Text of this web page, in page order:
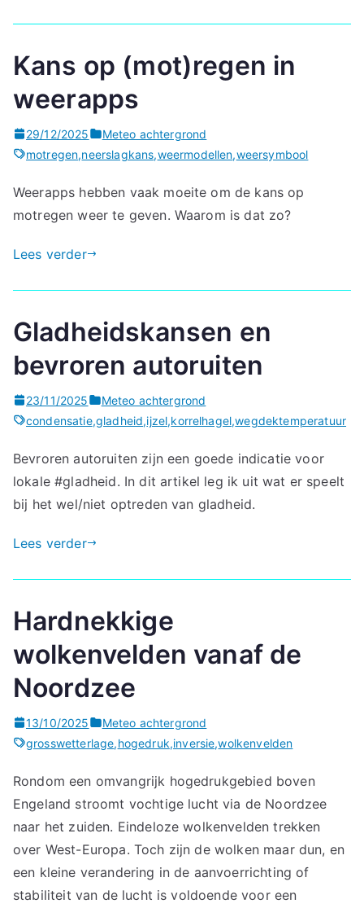
Kans op (mot)regen in
weerapps
29/12/2025
Meteo achtergrond
motregen,neerslagkans,weermodellen,weersymbool
Weerapps hebben vaak moeite om de kans op
motregen weer te geven. Waarom is dat zo?
Lees verder
Gladheidskansen en
bevroren autoruiten
23/11/2025
Meteo achtergrond
condensatie,gladheid,ijzel,korrelhagel,wegdektemperatuur
Bevroren autoruiten zijn een goede indicatie voor
lokale #gladheid. In dit artikel leg ik uit wat er speelt
bij het wel/niet optreden van gladheid.
Lees verder
Hardnekkige
wolkenvelden vanaf de
Noordzee
13/10/2025
Meteo achtergrond
grosswetterlage,hogedruk,inversie,wolkenvelden
Rondom een omvangrijk hogedrukgebied boven
Engeland stroomt vochtige lucht via de Noordzee
naar het zuiden. Eindeloze wolkenvelden trekken
over West-Europa. Toch zijn de wolken maar dun, en
een kleine verandering in de aanvoerrichting of
stabiliteit van de lucht is voldoende voor een